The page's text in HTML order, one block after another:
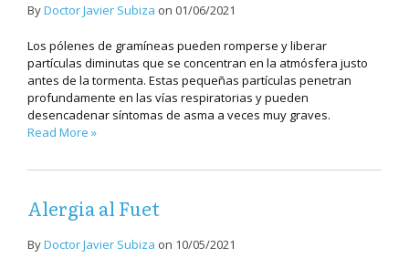
ByDoctor Javier Subiza on 01/06/2021
Los pólenes de gramíneas pueden romperse y liberar
partículas diminutas que se concentran en la atmósfera justo
antes de la tormenta. Estas pequeñas partículas penetran
profundamente en las vías respiratorias y pueden
desencadenar síntomas de asma a veces muy graves.
Read More »
Alergia al Fuet
ByDoctor Javier Subiza on 10/05/2021